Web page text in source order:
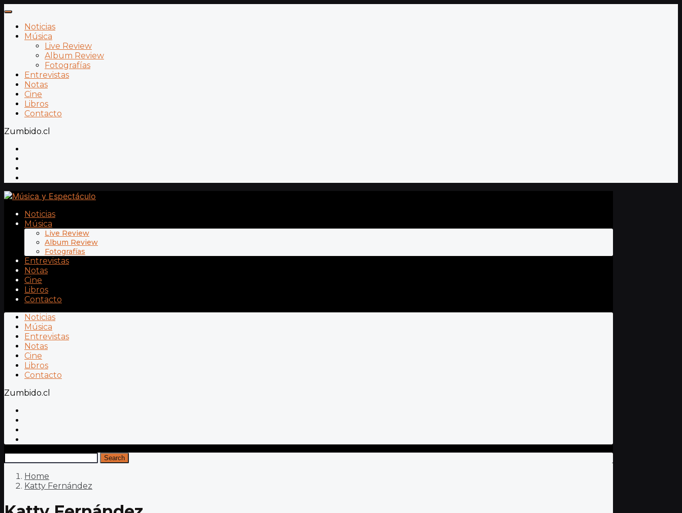
Noticias
Música
Live Review
Album Review
Fotografías
Entrevistas
Notas
Cine
Libros
Contacto
Zumbido.cl
Noticias
Música
Live Review
Album Review
Fotografías
Entrevistas
Notas
Cine
Libros
Contacto
Noticias
Música
Entrevistas
Notas
Cine
Libros
Contacto
Zumbido.cl
Search
Home
Katty Fernández